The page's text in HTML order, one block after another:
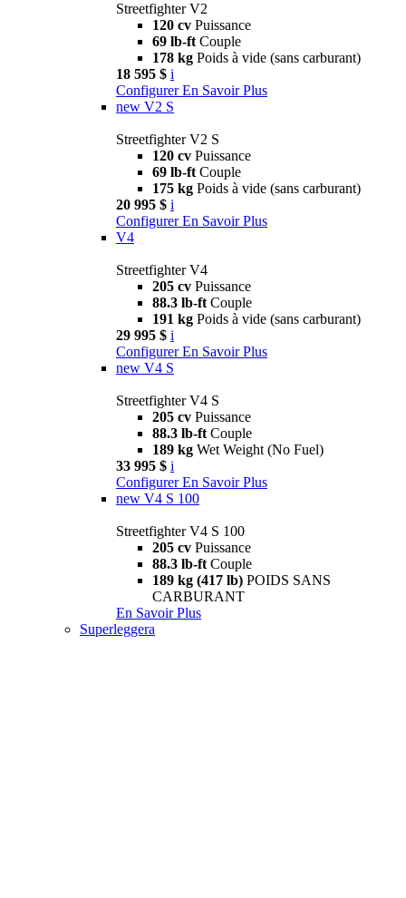
Streetfighter V2
120 cv Puissance
69 lb-ft Couple
178 kg Poids à vide (sans carburant)
18 595 $ i
Configurer En Savoir Plus
new V2 S
Streetfighter V2 S
120 cv Puissance
69 lb-ft Couple
175 kg Poids à vide (sans carburant)
20 995 $ i
Configurer En Savoir Plus
V4
Streetfighter V4
205 cv Puissance
88.3 lb-ft Couple
191 kg Poids à vide (sans carburant)
29 995 $ i
Configurer En Savoir Plus
new V4 S
Streetfighter V4 S
205 cv Puissance
88.3 lb-ft Couple
189 kg Wet Weight (No Fuel)
33 995 $ i
Configurer En Savoir Plus
new V4 S 100
Streetfighter V4 S 100
205 cv Puissance
88.3 lb-ft Couple
189 kg (417 lb) POIDS SANS
CARBURANT
En Savoir Plus
Superleggera